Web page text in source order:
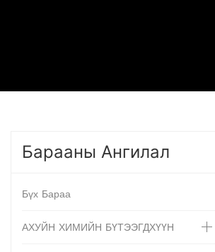
Барааны Ангилал
Бүх Бараа
АХУЙН ХИМИЙН БҮТЭЭГДХҮҮН